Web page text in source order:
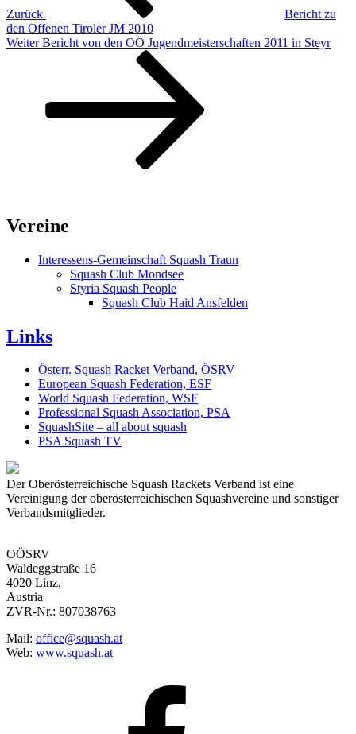
Zurück
Bericht zu
den Offenen Tiroler JM 2010
Nächster
Weiter Bericht von den OÖ Jugendmeisterschaften 2011 in Steyr
Vereine
Interessens-Gemeinschaft Squash Traun
Squash Club Mondsee
Styria Squash People
Squash Club Haid Ansfelden
Links
Österr. Squash Racket Verband, ÖSRV
European Squash Federation, ESF
World Squash Federation, WSF
Professional Squash Association, PSA
SquashSite – all about squash
PSA Squash TV
Der Oberösterreichische Squash Rackets Verband ist eine
Vereinigung der oberösterreichischen Squashvereine und sonstiger
Verbandsmitglieder.
OÖSRV
Waldeggstraße 16
4020 Linz,
Austria
ZVR-Nr.: 807038763
Mail: office@squash.at
Web: www.squash.at